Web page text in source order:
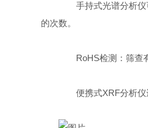
手持式光谱分析仪可
的次数。
RoHS检测：筛查
便携式XRF分析仪